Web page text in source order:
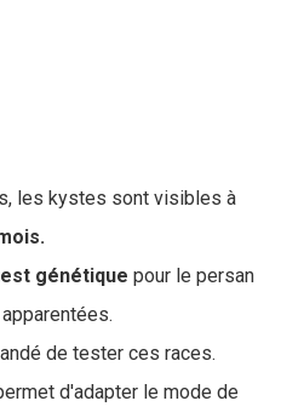
les kystes sont visibles à
génétique pour le persan
de tester ces races.
d'adapter le mode de